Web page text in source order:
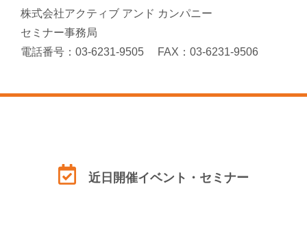
株式会社アクティブ アンド カンパニー
セミナー事務局
電話番号：03-6231-9505 FAX：03-6231-9506
近日開催イベント・セミナー